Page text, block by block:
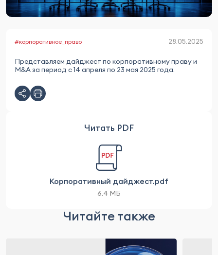
#корпоративное_право 28.05.2025
Представляем дайджест по корпоративному праву и
M&A за период с 14 апреля по 23 мая 2025 года.
Читать PDF
Корпоративный дайджест.pdf
6.4 МБ
Читайте также